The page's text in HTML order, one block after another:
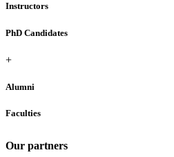
Instructors
PhD Candidates
+
Alumni
Faculties
Our partners